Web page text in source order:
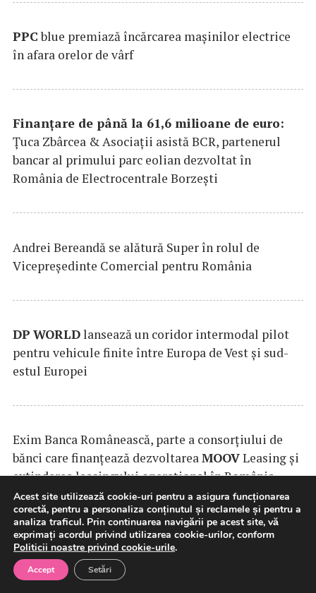
PPCblue premiază încărcarea maşinilor electrice
în afara orelor de vârf
Finanțare de până la 61,6 milioane de euro:
Țuca Zbârcea & Asociații asistă BCR, partenerul
bancar al primului parc eolian dezvoltat în
România de Electrocentrale Borzești
Andrei Bereandă se alătură Super în rolul de
Vicepreședinte Comercial pentru România
DP WORLDlansează un coridor intermodal pilot
pentru vehicule finite între Europa de Vest și sud-
estul Europei
Exim Banca Românească, parte a consorțiului de
bănci care finanțează dezvoltareaMOOVLeasing și
extinderea leasingului operațional în România
SAMEDAYanunță finalizarea tranzacției de
achiziție a Cargus
Acest site utilizează cookie-uri pentru a asigura funcționarea
corectă, pentru a personaliza conținutul și reclamele și pentru a
analiza traficul. Prin continuarea navigării pe acest site, vă
exprimați acordul privind utilizarea cookie-urilor, conform
Politicii noastre privind cookie-urile.
Accept Setări